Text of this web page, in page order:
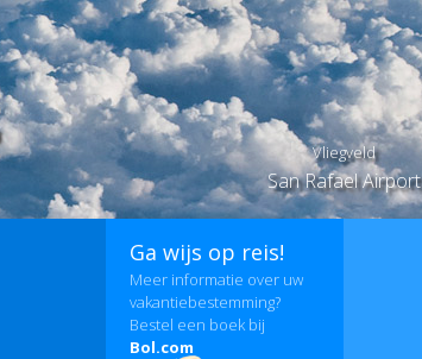
Vliegveld
San Rafael Airport
Ga wijs op reis!
Meer informatie over uw
vakantiebestemming?
Bestel een boek bij
Bol.com